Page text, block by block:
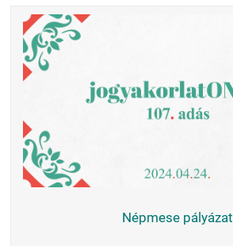
Népmese pályázat